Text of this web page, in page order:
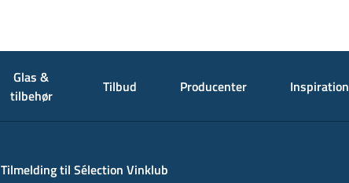
Glas &
tilbehør
Tilbud Producenter Inspiration
Tilmelding til Sélection Vinklub